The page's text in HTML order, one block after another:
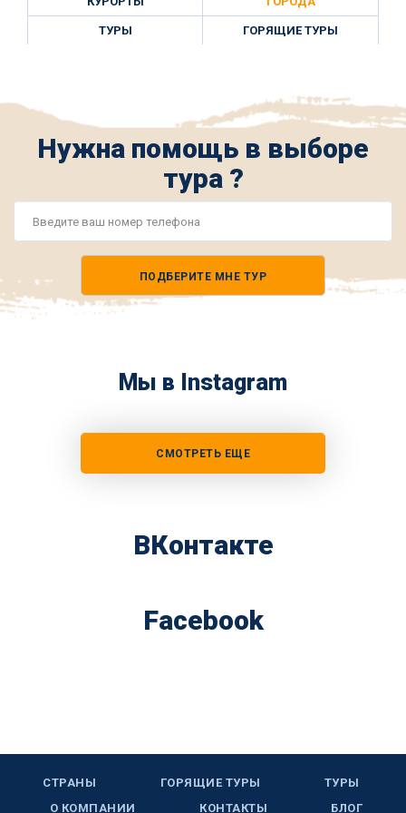
ТУРЫ ГОРЯЩИЕ ТУРЫ
Нужна помощь в выборе
тура ?
ПОДБЕРИТЕ МНЕ ТУР
Мы в Instagram
СМОТРЕТЬ ЕЩЕ
ВКонтакте
Facebook
СТРАНЫ ГОРЯЩИЕ ТУРЫ
ТУРЫ
О КОМПАНИИ
КОНТАКТЫ БЛОГ